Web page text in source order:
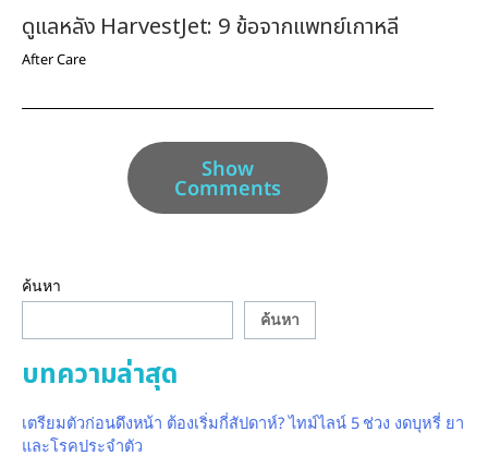
ดูแลหลัง HarvestJet: 9 ข้อจากแพทย์เกาหลี
After Care
Show
Comments
ค้นหา
ค้นหา
บทความล่าสุด
เตรียมตัวก่อนดึงหน้า ต้องเริ่มกี่สัปดาห์? ไทม์ไลน์ 5 ช่วง งดบุหรี่ ยา
และโรคประจำตัว